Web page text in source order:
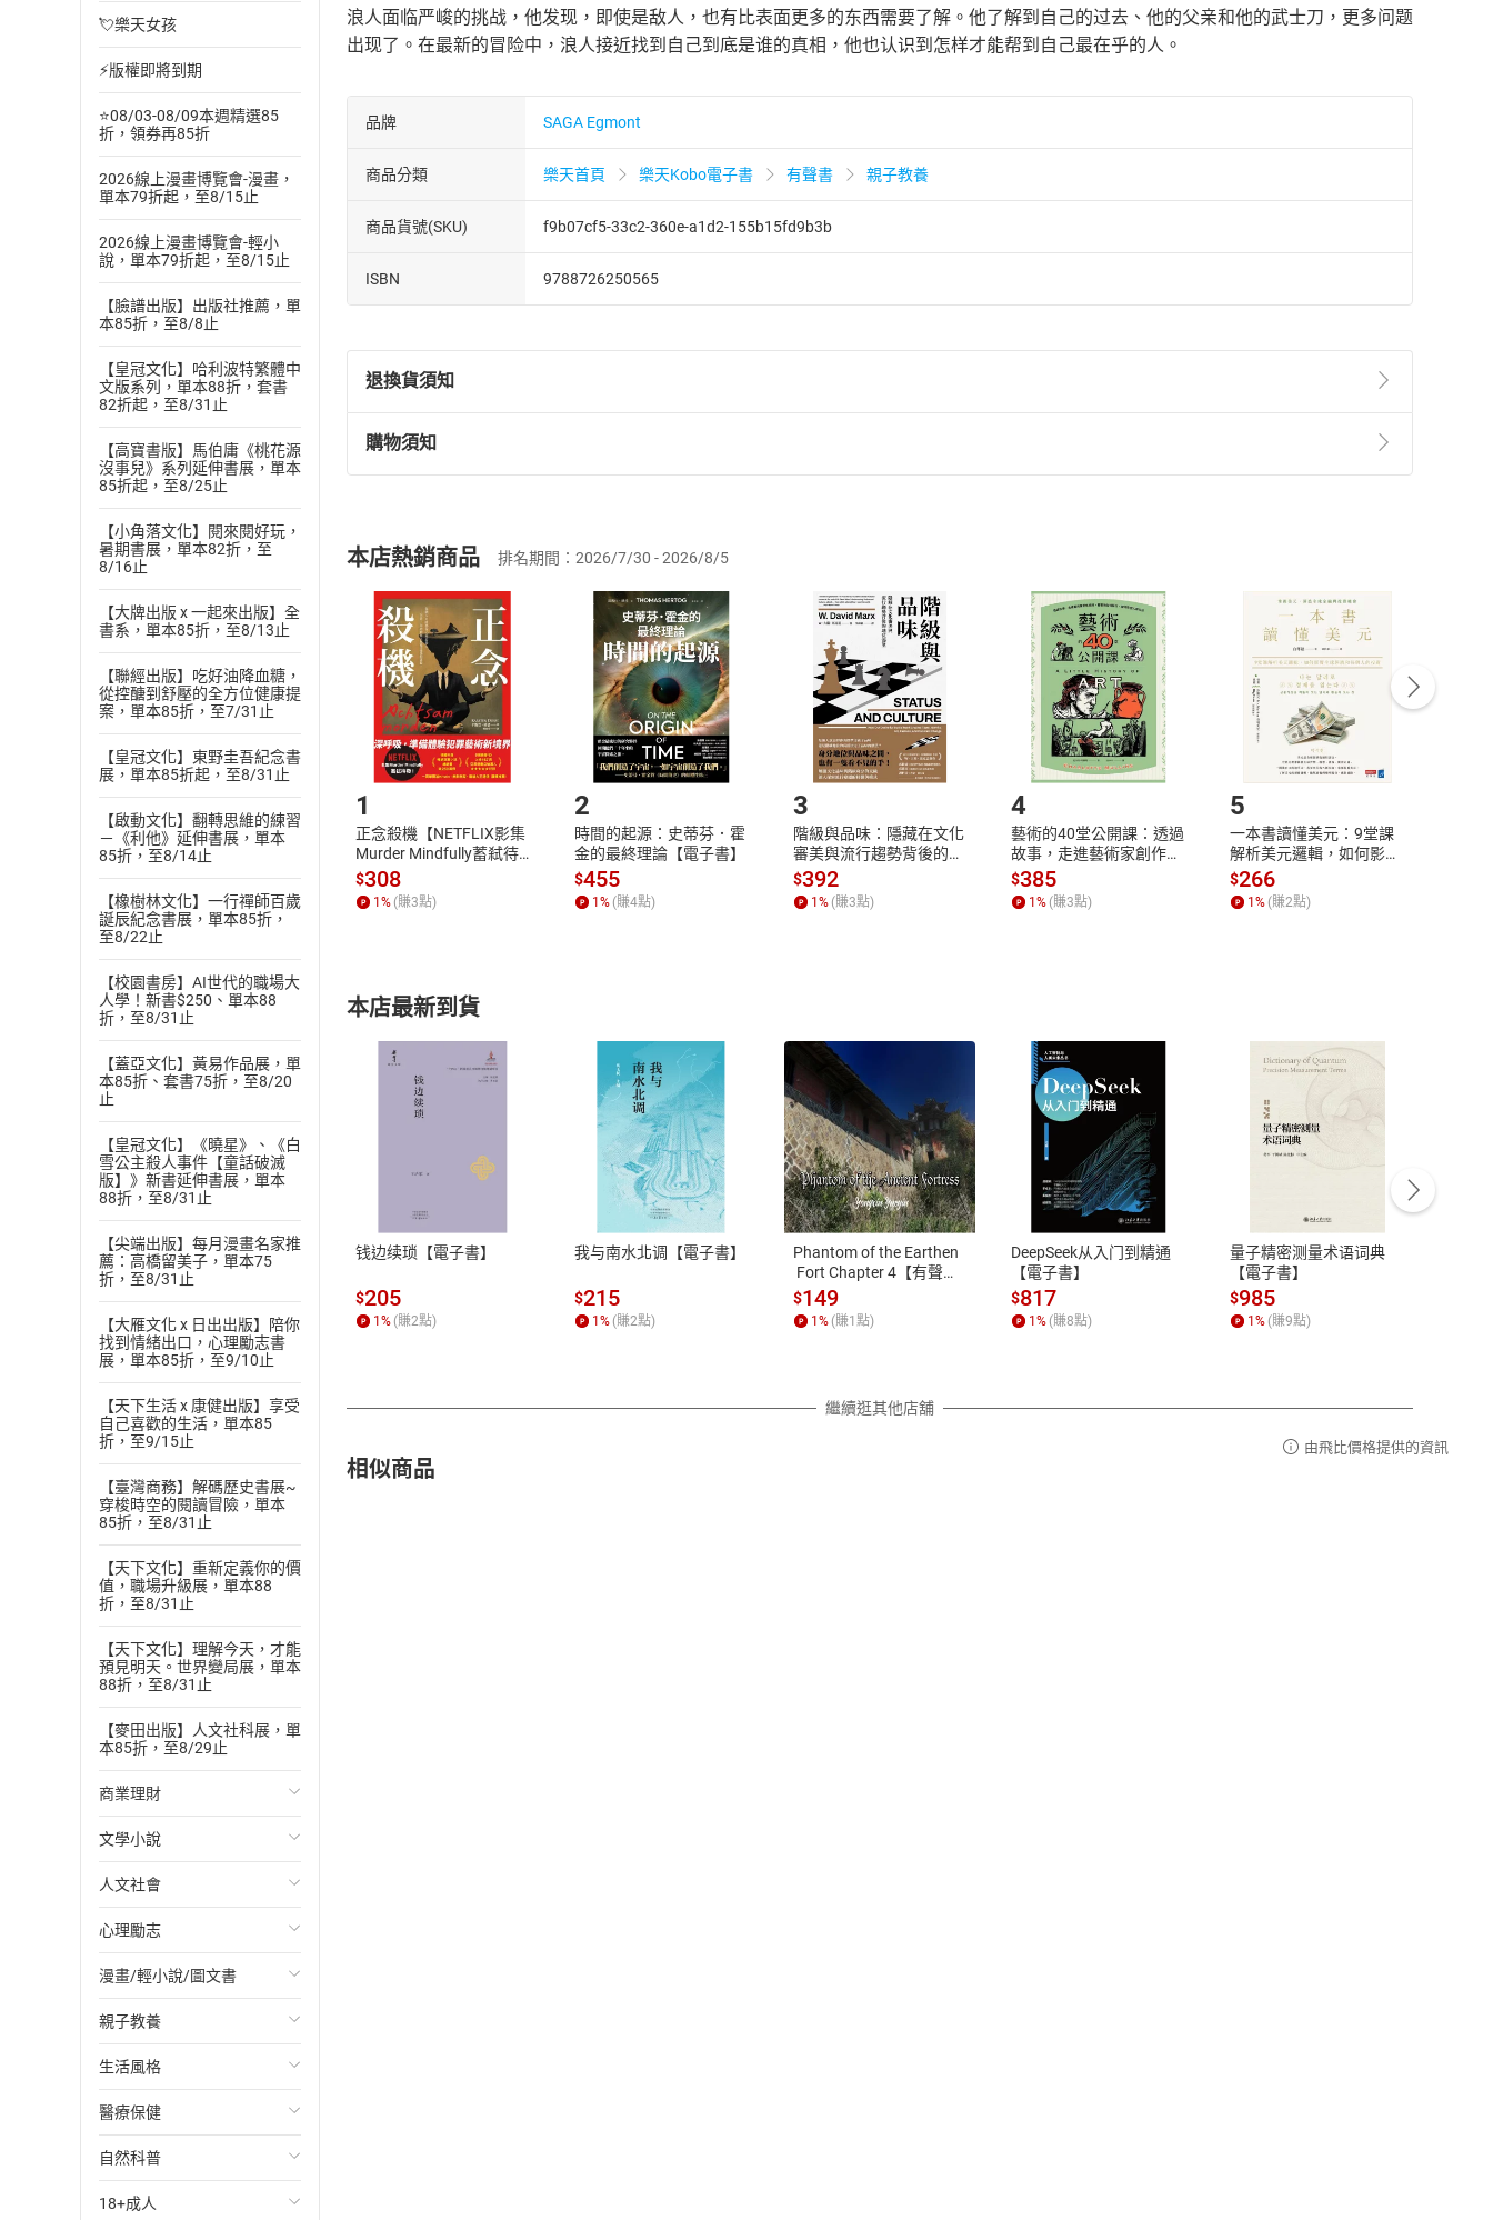
💘樂天女孩
⚡版權即將到期
⭐08/03-08/09本週精選85
折，領券再85折
2026線上漫畫博覽會-漫畫，
單本79折起，至8/15止
2026線上漫畫博覽會-輕小
說，單本79折起，至8/15止
【臉譜出版】出版社推薦，單
本85折，至8/8止
【皇冠文化】哈利波特繁體中
文版系列，單本88折，套書
82折起，至8/31止
【高寶書版】馬伯庸《桃花源
沒事兒》系列延伸書展，單本
85折起，至8/25止
【小角落文化】閱來閱好玩，
暑期書展，單本82折，至
8/16止
【大牌出版 x 一起來出版】全
書系，單本85折，至8/13止
【聯經出版】吃好油降血糖，
從控醣到舒壓的全方位健康提
案，單本85折，至7/31止
【皇冠文化】東野圭吾紀念書
展，單本85折起，至8/31止
【啟動文化】翻轉思維的練習
－《利他》延伸書展，單本
85折，至8/14止
【橡樹林文化】一行禪師百歲
誕辰紀念書展，單本85折，
至8/22止
【校園書房】AI世代的職場大
人學！新書$250、單本88
折，至8/31止
【蓋亞文化】黃易作品展，單
本85折、套書75折，至8/20
止
【皇冠文化】《曉星》、《白
雪公主殺人事件【童話破滅
版】》新書延伸書展，單本
88折，至8/31止
【尖端出版】每月漫畫名家推
薦：高橋留美子，單本75
折，至8/31止
【大雁文化 x 日出出版】陪你
找到情緒出口，心理勵志書
展，單本85折，至9/10止
【天下生活 x 康健出版】享受
自己喜歡的生活，單本85
折，至9/15止
【臺灣商務】解碼歷史書展~
穿梭時空的閱讀冒險，單本
85折，至8/31止
【天下文化】重新定義你的價
值，職場升級展，單本88
折，至8/31止
【天下文化】理解今天，才能
預見明天。世界變局展，單本
88折，至8/31止
【麥田出版】人文社科展，單
本85折，至8/29止
商業理財
投資理財
經濟/趨勢
財務/金融
管理/領導
職場工作術
成功法
行銷/廣告
傳記
商務/商學
文學小說
歐美文學
日本文學
韓國文學
華文文學
經典文學
成長/家庭生活小說
懸疑/推理小說
科幻/奇幻小說
人文社會
國際關係
政治
社會科學
台灣/中國歷史
日/韓歷史
其他歷史/史學
法律
心理勵志
心靈成長/情緒
人際關係
兩性關係
心理學
漫畫/輕小說/圖文書
輕小說
奇幻/科幻
愛情故事
職場/社會寫實
懸疑/推理
親子教養
教育現場
兒童文學/故事
兒童科普/學習
育兒百科
生活風格
飲食/食譜
健身/美顏
運動/遊戲
醫療保健
健康/養生
常見疾病
自然科普
生物科學
18+成人
浪人面临严峻的挑战，他发现，即使是敌人，也有比表面更多的东西需要了解。他了解到自己的过去、他的父亲和他的武士刀，更多问题
出现了。在最新的冒险中，浪人接近找到自己到底是谁的真相，他也认识到怎样才能帮到自己最在乎的人。
品牌 SAGA Egmont
商品分類 樂天首頁 樂天Kobo電子書 有聲書 親子教養
商品貨號(SKU) f9b07cf5-33c2-360e-a1d2-155b15fd9b3b
ISBN 9788726250565
退換貨須知
退換貨規定：
(一)依消費者保護法第19條第1項後段暨通訊交易解除權合理例外情事適用準則第2條第5款之規定，「非以有形媒介提供之數位
(二)消費者訂購本店鋪之商品即代表知悉本店鋪所銷售之商品為電子書，屬非以有形媒介提供之數位內容，消費者同意若訂購後
且已下載/存取電子書，不得請求退貨退款。
退貨方式：您欲取消訂單或辦理退貨時，請登入樂天市場，並於「我的訂單」中點選「瀏覽訂單明細」
「申請取消訂單/ 退
貨」，本店鋪將依您的申請進行審核，待審核通過後將為您辦理退款事宜。
請注意，樂天市場須以整筆訂單為單位進行取消/退貨，恕無法以單支商品取消/退貨。
購物須知
挑選商品
Choose
放入購物車
Shopping cart
登入帳號
Login
付款方式
Payment
完成訂單
Complete
購書後，如何開始使用？
Step1.選擇閱讀載具 Step2.登入帳號，下載書籍後看書
付款方式
ATM轉帳、信用卡、LINE PAY、AFTEE
退換貨規範
本店是否提供消費者保護法七日猶豫期
之權利，遽消費者保護法及通訊交易解
除權合理例外情事適用準則，依商品性
質各有不同規定。詳細退換貨說明請參
照各商品說明。
客服資訊
服務時間：週一到週五 10:00-12:00、
13:00-17:00 (國定假日及例假日休息)
客服電話：0080-1857077
本店熱銷商品 排名期間：2026/7/30 - 2026/8/5
1
正念殺機【NETFLIX影集
Murder Mindfully蓄弒待
發】【電子書】
$308
1 % (賺3點)
2
時間的起源：史蒂芬．霍
金的最終理論【電子書】
$455
1 % (賺4點)
3
階級與品味：隱藏在文化
審美與流行趨勢背後的地
位渴望【電子書】
$392
1 % (賺3點)
4
藝術的40堂公開課：透過
故事，走進藝術家創作現
場，看藝術如何誕生、如
何形塑人類生活【電子
書】
$385
1% (賺3點)
5
一本書讀懂美元：9堂課
解析美元邏輯，如何影響
全球經濟和每個人的投資
【電子書】
$266
1% (賺2點)
本店最新到貨
钱边续琐【電子書】
$205
1 % (賺2點)
我与南水北调【電子書】
$215
1 % (賺2點)
Phantom of the Earthen
Fort Chapter 4【有聲
書】
$149
1 % (賺1 點)
DeepSeek从入门到精通
【電子書】
$817
1% (賺8點)
量子精密测量术语词典
【電子書】
$985
1% (賺9點)
繼續逛其他店舖
相似商品
由飛比價格提供的資訊